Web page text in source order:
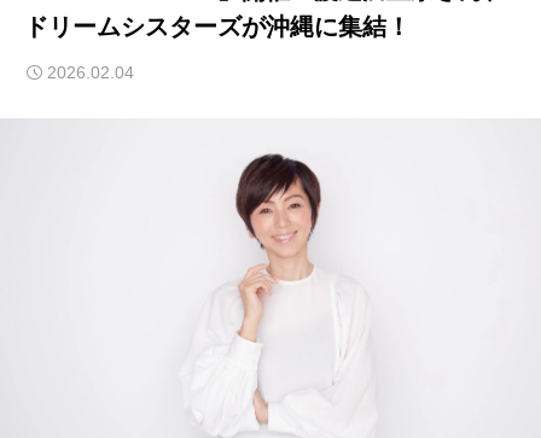
ドリームシスターズが沖縄に集結！
2026.02.04